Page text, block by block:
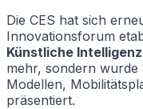
Die CES hat sich
Innovationsforum
Künstliche
mehr, sondern wurde
Modellen,
präsentiert.